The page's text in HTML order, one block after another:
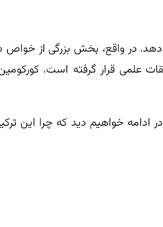
در واقع، بخش بزرگی از
قرار گرفته است. کورکومین
در ادامه خواهیم دید که چرا